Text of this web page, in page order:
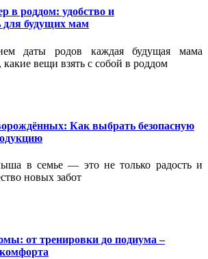
в роддом: удобство и
для будущих мам
даты родов каждая будущая мама
какие вещи взять с собой в роддом
Как выбрать безопасную
в семье — это не только радость и
новых забот
от тренировки до подиума –